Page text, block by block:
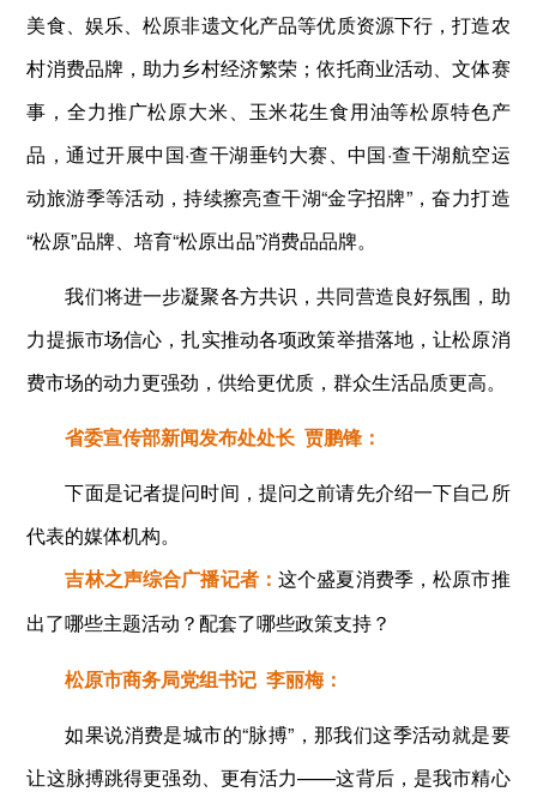
美食、娱乐、松原非遗文化产品等优质资源下行，打造农
村消费品牌，助力乡村经济繁荣；依托商业活动、文体赛
事，全力推广松原大米、玉米花生食用油等松原特色产
品，通过开展中国·查干湖垂钓大赛、中国·查干湖航空运
动旅游季等活动，持续擦亮查干湖“金字招牌”，奋力打造
“松原”品牌、培育“松原出品”消费品品牌。
我们将进一步凝聚各方共识，共同营造良好氛围，助
力提振市场信心，扎实推动各项政策举措落地，让松原消
费市场的动力更强劲，供给更优质，群众生活品质更高。
省委宣传部新闻发布处处长 贾鹏锋：
下面是记者提问时间，提问之前请先介绍一下自己所
代表的媒体机构。
吉林之声综合广播记者： 这个盛夏消费季，松原市推
出了哪些主题活动？配套了哪些政策支持？
松原市商务局党组书记 李丽梅：
如果说消费是城市的“脉搏”，那我们这季活动就是要
让这脉搏跳得更强劲、更有活力——这背后，是我市精心